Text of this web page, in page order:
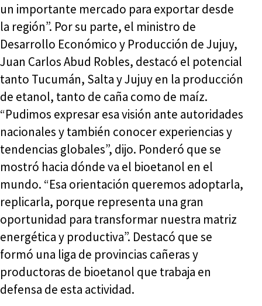
un importante mercado para exportar desde
la región”. Por su parte, el ministro de
Desarrollo Económico y Producción de Jujuy,
Juan Carlos Abud Robles, destacó el potencial
tanto Tucumán, Salta y Jujuy en la producción
de etanol, tanto de caña como de maíz.
“Pudimos expresar esa visión ante autoridades
nacionales y también conocer experiencias y
tendencias globales”, dijo. Ponderó que se
mostró hacia dónde va el bioetanol en el
mundo. “Esa orientación queremos adoptarla,
replicarla, porque representa una gran
oportunidad para transformar nuestra matriz
energética y productiva”. Destacó que se
formó una liga de provincias cañeras y
productoras de bioetanol que trabaja en
defensa de esta actividad.